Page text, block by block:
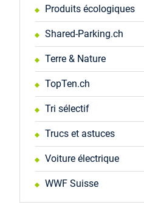
Produits écologiques
Shared-Parking.ch
Terre & Nature
TopTen.ch
Tri sélectif
Trucs et astuces
Voiture électrique
WWF Suisse